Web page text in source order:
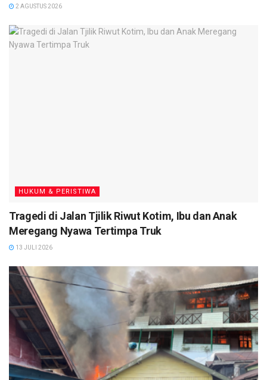
2 AGUSTUS 2026
HUKUM & PERISTIWA
Tragedi di Jalan Tjilik Riwut Kotim, Ibu dan Anak
Meregang Nyawa Tertimpa Truk
13 JULI 2026